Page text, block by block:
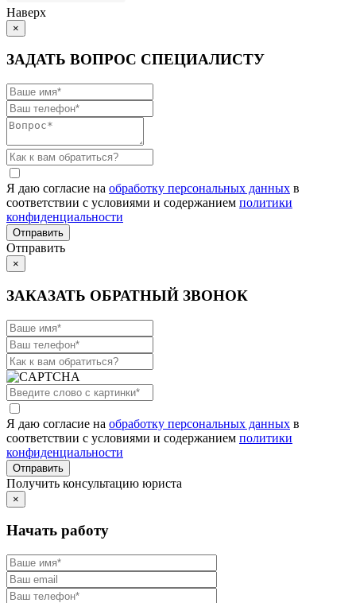
Наверх
×
ЗАДАТЬ ВОПРОС СПЕЦИАЛИСТУ
Я даю согласие на обработку персональных данных в
соответствии с условиями и содержанием политики
конфиденциальности
Отправить
×
ЗАКАЗАТЬ ОБРАТНЫЙ ЗВОНОК
Я даю согласие на обработку персональных данных в
соответствии с условиями и содержанием политики
конфиденциальности
Получить консультацию юриста
×
Начать работу